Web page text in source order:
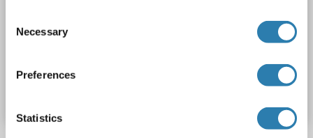
Selection
Necessary
Preferences
Statistics